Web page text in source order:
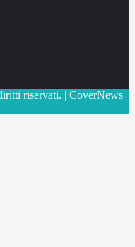
riservati. | CoverNews